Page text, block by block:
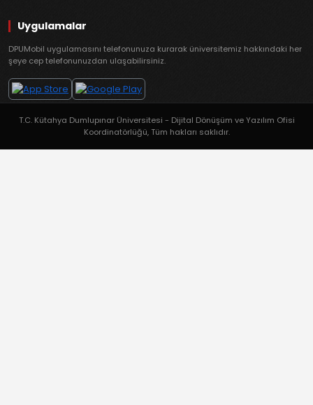
Uygulamalar
DPUMobil uygulamasını telefonunuza kurarak üniversitemiz hakkındaki her
şeye cep telefonunuzdan ulaşabilirsiniz.
T.C. Kütahya Dumlupınar Üniversitesi - Dijital Dönüşüm ve Yazılım Ofisi
Koordinatörlüğü, Tüm hakları saklıdır.